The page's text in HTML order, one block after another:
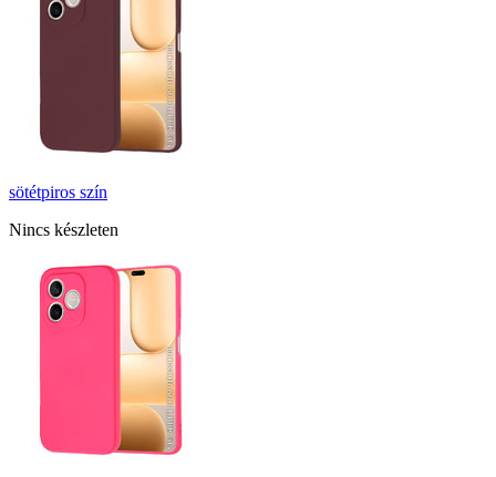
sötétpiros szín
Nincs készleten